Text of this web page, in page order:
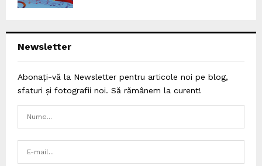
Newsletter
Abonați-vă la Newsletter pentru articole noi pe blog,
sfaturi și fotografii noi. Să rămânem la curent!